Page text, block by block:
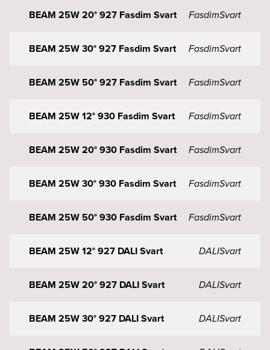
BEAM 25W 20° 927 Fasdim Svart FasdimSvart
BEAM 25W 30° 927 Fasdim Svart FasdimSvart
BEAM 25W 50° 927 Fasdim Svart FasdimSvart
BEAM 25W 12° 930 Fasdim Svart FasdimSvart
BEAM 25W 20° 930 Fasdim Svart FasdimSvart
BEAM 25W 30° 930 Fasdim Svart FasdimSvart
BEAM 25W 50° 930 Fasdim Svart FasdimSvart
BEAM 25W 12° 927 DALI Svart DALISvart
BEAM 25W 20° 927 DALI Svart DALISvart
BEAM 25W 30° 927 DALI Svart DALISvart